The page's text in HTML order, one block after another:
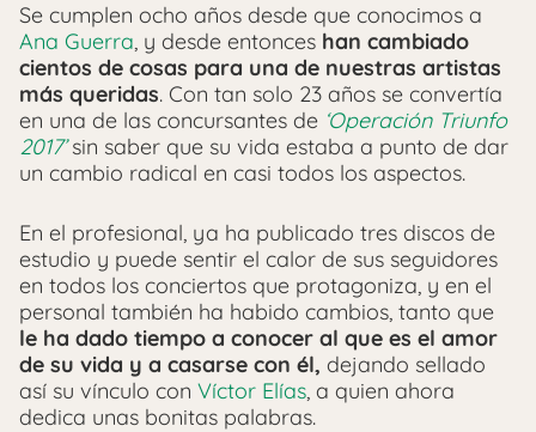
Se cumplen ocho años desde que conocimos a
Ana Guerra, y desde entonces han cambiado
cientos de cosas para una de nuestras artistas
más queridas. Con tan solo 23 años se convertía
en una de las concursantes de ‘Operación Triunfo
2017’sin saber que su vida estaba a punto de dar
un cambio radical en casi todos los aspectos.
En el profesional, ya ha publicado tres discos de
estudio y puede sentir el calor de sus seguidores
en todos los conciertos que protagoniza, y en el
personal también ha habido cambios, tanto que
le ha dado tiempo a conocer al que es el amor
de su vida y a casarse con él, dejando sellado
así su vínculo con Víctor Elías, a quien ahora
dedica unas bonitas palabras.